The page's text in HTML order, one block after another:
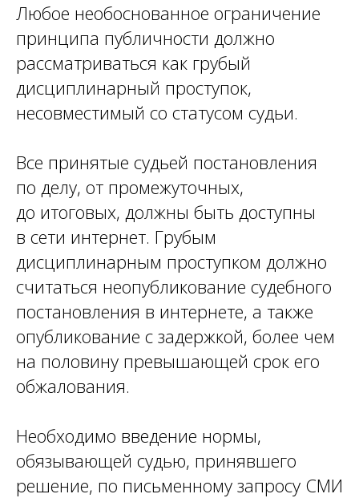
Любое необоснованное ограничение
принципа публичности должно
рассматриваться как грубый
дисциплинарный проступок,
несовместимый со статусом судьи.
Все принятые судьей постановления
по делу, от промежуточных,
до итоговых, должны быть доступны
в сети интернет. Грубым
дисциплинарным проступком должно
считаться неопубликование судебного
постановления в интернете, а также
опубликование с задержкой, более чем
на половину превышающей срок его
обжалования.
Необходимо введение нормы,
обязывающей судью, принявшего
решение, по письменному запросу СМИ